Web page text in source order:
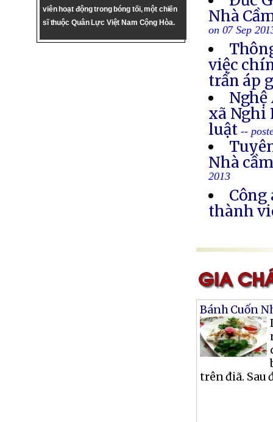
viên hoạt động trong bóng tối, một chiến
sĩ thuộc Quân Lực Việt Nam Cộng Hòa.
Nhà
on 07 Sep
việc
trấn áp
Nghệ
xã Nghi
luật--
Nhà
2013
thành
Bánh Cuốn
trên điã. Sau